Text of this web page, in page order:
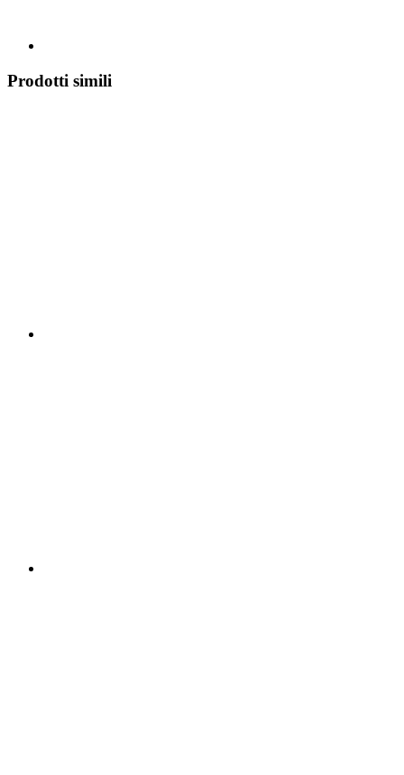
Prodotti simili